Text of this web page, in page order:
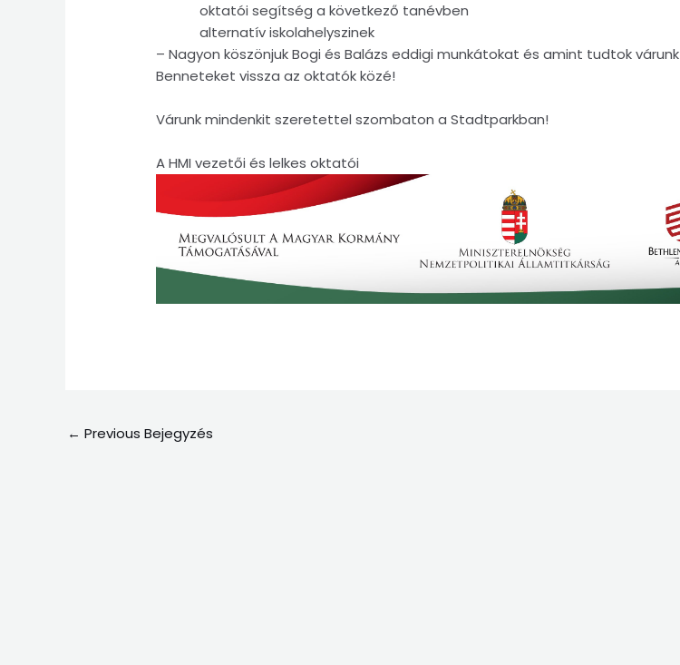
oktatói segítség a következő tanévben
alternatív iskolahelyszinek
– Nagyon köszönjuk Bogi és Balázs eddigi munkátokat és amint tudtok várunk
Benneteket vissza az oktatók közé!
Várunk mindenkit szeretettel szombaton a Stadtparkban!
A HMI vezetői és lelkes oktatói
← Previous Bejegyzés